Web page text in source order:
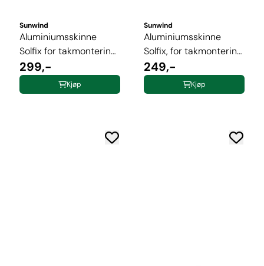
Sunwind
Aluminiumsskinne
Solfix for takmontering
220 cm ...
299,-
Kjøp
Sunwind
Aluminiumsskinne
Solfix, for takmontering,
160 cm ...
249,-
Kjøp